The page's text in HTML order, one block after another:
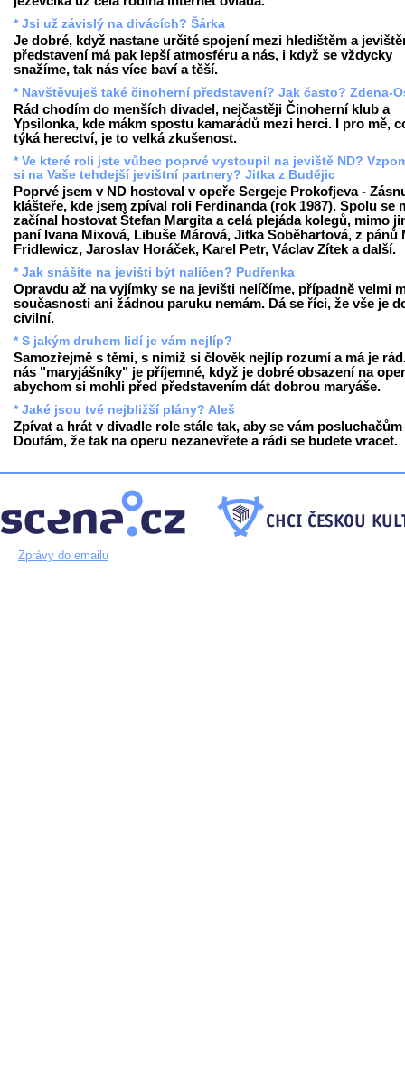
* Jsi už závislý na divácích? Šárka
Je dobré, když nastane určité spojení mezi hledištěm a
představení má pak lepší atmosféru a nás, i když se vždycky
snažíme, tak nás více baví a těší.
* Navštěvuješ také činoherní představení? Jak často? Zdena-
Rád chodím do menších divadel, nejčastěji Činoherní klub a
Ypsilonka, kde mákm spostu kamarádů mezi herci. I pro mě,
týká herectví, je to velká zkušenost.
* Ve které roli jste vůbec poprvé vystoupil na jeviště ND?
si na Vaše tehdejší jevištní partnery? Jitka z Budějic
Poprvé jsem v ND hostoval v opeře Sergeje Prokofjeva -
klášteře, kde jsem zpíval roli Ferdinanda (rok 1987). Spolu se
začínal hostovat Štefan Margita a celá plejáda kolegů, mimo
paní Ivana Mixová, Libuše Márová, Jitka Soběhartová, z pánů
Fridlewicz, Jaroslav Horáček, Karel Petr, Václav Zítek a další.
* Jak snášíte na jevišti být nalíčen? Pudřenka
Opravdu až na vyjímky se na jevišti nelíčíme, případně velmi
současnosti ani žádnou paruku nemám. Dá se říci, že vše je
civilní.
* S jakým druhem lidí je vám nejlíp?
Samozřejmě s těmi, s nimiž si člověk nejlíp rozumí a má je
nás "maryjášníky" je příjemné, když je dobré obsazení na
abychom si mohli před představením dát dobrou maryáše.
* Jaké jsou tvé nejbližší plány? Aleš
Zpívat a hrát v divadle role stále tak, aby se vám
Doufám, že tak na operu nezanevřete a rádi se budete vracet.
Zprávy do emailu